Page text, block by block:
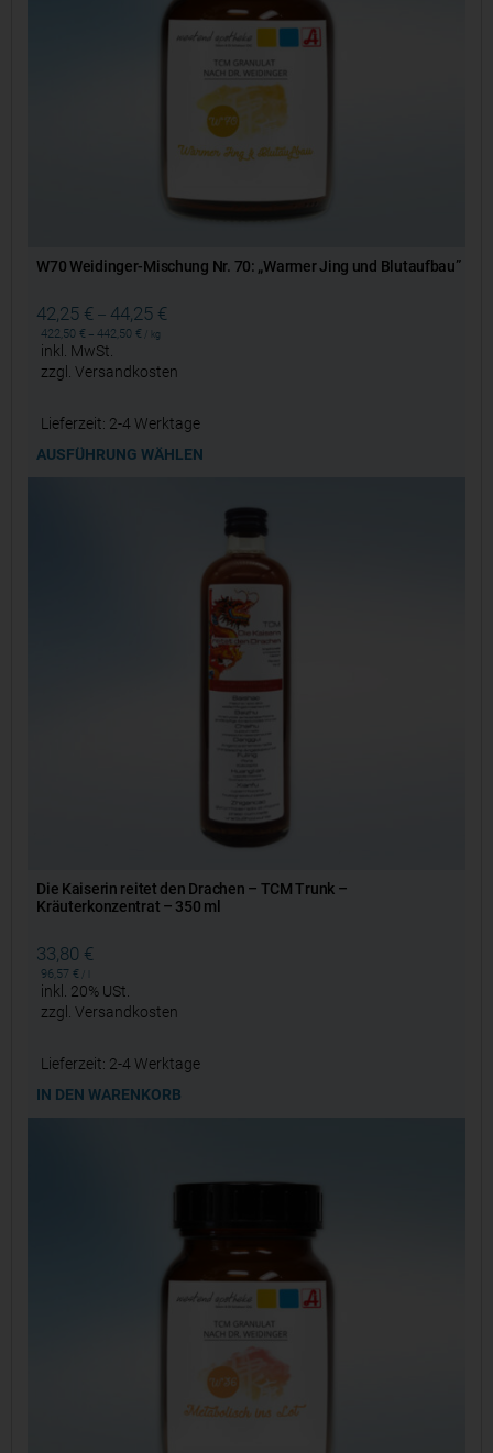
W70 Weidinger-Mischung Nr. 70: „Warmer Jing und Blutaufbau”
42,25 € – 44,25 €
422,50€ –442,50€ kg
inkl. MwSt.
zzgl.Versandkosten
Lieferzeit: 2-4 Werktage
AUSFÜHRUNG WÄHLEN
Die Kaiserin reitet den Drachen – TCM Trunk –
Kräuterkonzentrat – 350 ml
33,80 €
96,57€
inkl. 20% USt.
zzgl.Versandkosten
Lieferzeit: 2-4 Werktage
IN DEN WARENKORB